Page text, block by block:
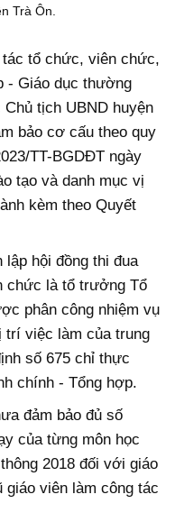
Trà Ôn.
tác tổ chức, viên chức,
- Giáo dục thường
tịch UBND huyện
bảo cơ cấu theo quy
TT-BGDĐT ngày
tạo và danh mục vị
kèm theo Quyết
lập hội đồng thi đua
chức là tổ trưởng Tổ
phân công nhiệm vụ
trí việc làm của trung
số 675 chỉ thực
chính - Tổng hợp.
đảm bảo đủ số
của từng môn học
2018 đối với giáo
viên làm công tác